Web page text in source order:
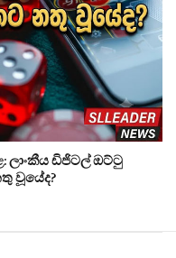
ලාංකීය ඩිජිටල් ඔට්ටු
වූයේද?